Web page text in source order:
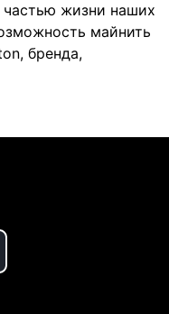
частью жизни наших
майнить
бренда,